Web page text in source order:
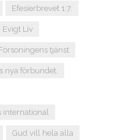
Efesierbrevet 1:7.
Evigt Liv
tjänst
nya förbundet.
international
Gud vill hela alla